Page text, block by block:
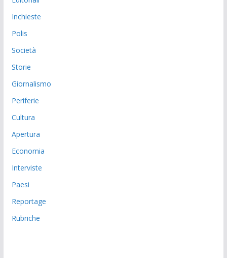
Inchieste
Polis
Società
Storie
Giornalismo
Periferie
Cultura
Apertura
Economia
Interviste
Paesi
Reportage
Rubriche